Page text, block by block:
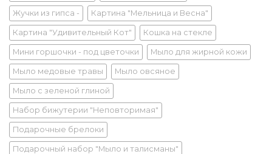
Жучки из гипса - Картина "Мельница и Весна"
Картина "Удивительный Кот" Кошка на стекле
Мини горшочки - под цветочки Мыло для жирной кожи
Мыло медовые травы Мыло овсяное
Мыло с зеленой глиной
Набор бижутерии "Неповторимая"
Подарочные брелоки
Подарочный набор "Мыло и талисманы"